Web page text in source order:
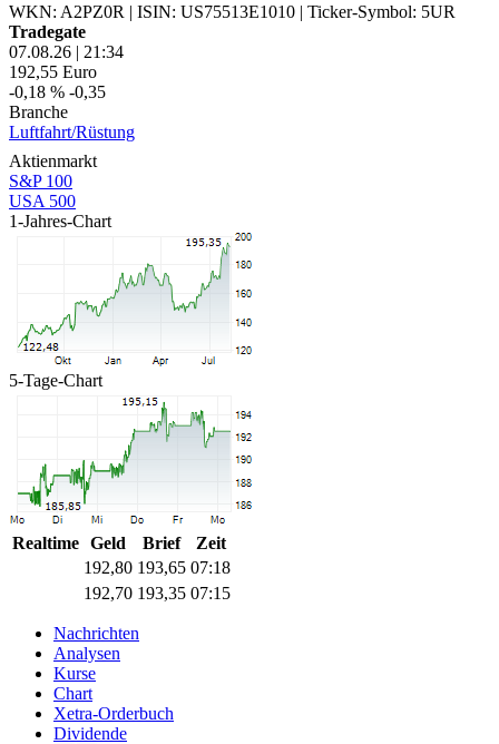
WKN: A2PZ0R | ISIN: US75513E1010 | Ticker-Symbol: 5UR
Tradegate
07.08.26 | 21:34
192,55 Euro
-0,18 % -0,35
Branche
Luftfahrt/Rüstung
Aktienmarkt
S&P 100
USA 500
1-Jahres-Chart
5-Tage-Chart
Realtime Geld Brief
Zeit
192,80 193,65 07:18
192,70 193,35 07:15
Nachrichten
Analysen
Kurse
Chart
Xetra-Orderbuch
Dividende